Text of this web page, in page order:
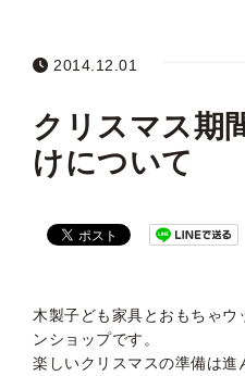
2014.12.01
クリスマス期
けについて
木製子ども家具とおもちゃウ
ンショップです。
楽しいクリスマスの準備は進